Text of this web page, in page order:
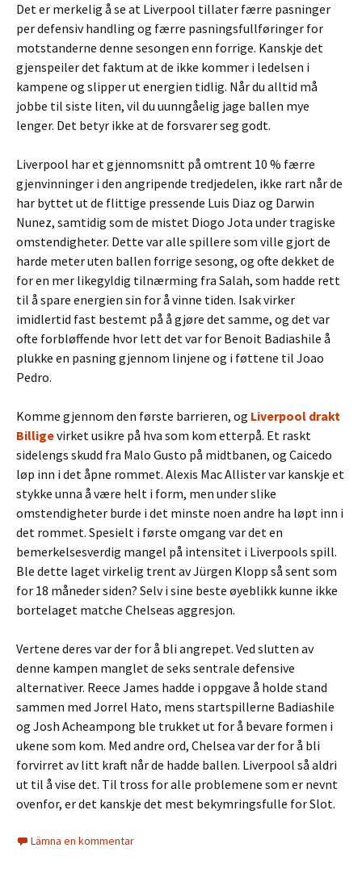
Det er merkelig å se at Liverpool tillater færre pasninger
per defensiv handling og færre pasningsfullføringer for
motstanderne denne sesongen enn forrige. Kanskje det
gjenspeiler det faktum at de ikke kommer i ledelsen i
kampene og slipper ut energien tidlig. Når du alltid må
jobbe til siste liten, vil du uunngåelig jage ballen mye
lenger. Det betyr ikke at de forsvarer seg godt.
Liverpool har et gjennomsnitt på omtrent 10 % færre
gjenvinninger i den angripende tredjedelen, ikke rart når de
har byttet ut de flittige pressende Luis Diaz og Darwin
Nunez, samtidig som de mistet Diogo Jota under tragiske
omstendigheter. Dette var alle spillere som ville gjort de
harde meter uten ballen forrige sesong, og ofte dekket de
for en mer likegyldig tilnærming fra Salah, som hadde rett
til å spare energien sin for å vinne tiden. Isak virker
imidlertid fast bestemt på å gjøre det samme, og det var
ofte forbløffende hvor lett det var for Benoit Badiashile å
plukke en pasning gjennom linjene og i føttene til Joao
Pedro.
Komme gjennom den første barrieren, og Liverpool drakt
Billigevirket usikre på hva som kom etterpå. Et raskt
sidelengs skudd fra Malo Gusto på midtbanen, og Caicedo
løp inn i det åpne rommet. Alexis Mac Allister var kanskje et
stykke unna å være helt i form, men under slike
omstendigheter burde i det minste noen andre ha løpt inn i
det rommet. Spesielt i første omgang var det en
bemerkelsesverdig mangel på intensitet i Liverpools spill.
Ble dette laget virkelig trent av Jürgen Klopp så sent som
for 18 måneder siden? Selv i sine beste øyeblikk kunne ikke
bortelaget matche Chelseas aggresjon.
Vertene deres var der for å bli angrepet. Ved slutten av
denne kampen manglet de seks sentrale defensive
alternativer. Reece James hadde i oppgave å holde stand
sammen med Jorrel Hato, mens startspillerne Badiashile
og Josh Acheampong ble trukket ut for å bevare formen i
ukene som kom. Med andre ord, Chelsea var der for å bli
forvirret av litt kraft når de hadde ballen. Liverpool så aldri
ut til å vise det. Til tross for alle problemene som er nevnt
ovenfor, er det kanskje det mest bekymringsfulle for Slot.
Lämna en kommentar